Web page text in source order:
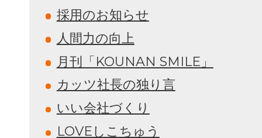
採用のお知らせ
人間力の向上
月刊「KOUNAN SMILE」
カッツ社長の独り言
いい会社づくり
LOVEしこちゅう